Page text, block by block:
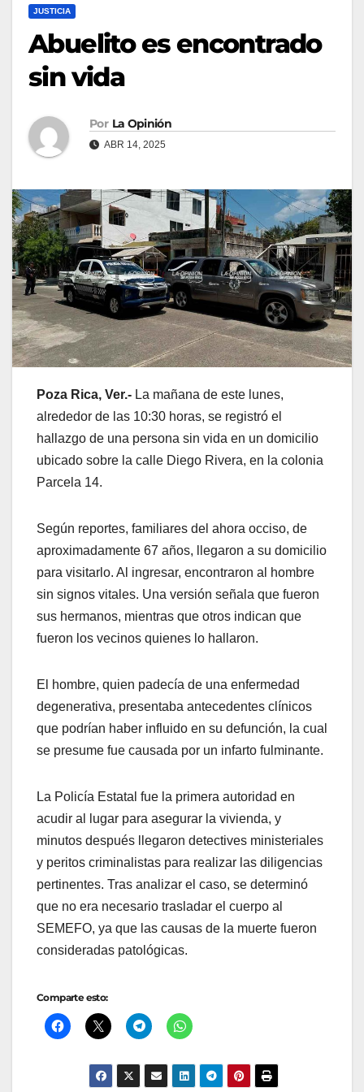
JUSTICIA
Abuelito es encontrado
sin vida
Por La Opinión
ABR 14, 2025
Poza Rica, Ver.- La mañana de este lunes,
alrededor de las 10:30 horas, se registró el
hallazgo de una persona sin vida en un domicilio
ubicado sobre la calle Diego Rivera, en la colonia
Parcela 14.
Según reportes, familiares del ahora occiso, de
aproximadamente 67 años, llegaron a su domicilio
para visitarlo. Al ingresar, encontraron al hombre
sin signos vitales. Una versión señala que fueron
sus hermanos, mientras que otros indican que
fueron los vecinos quienes lo hallaron.
El hombre, quien padecía de una enfermedad
degenerativa, presentaba antecedentes clínicos
que podrían haber influido en su defunción, la cual
se presume fue causada por un infarto fulminante.
La Policía Estatal fue la primera autoridad en
acudir al lugar para asegurar la vivienda, y
minutos después llegaron detectives ministeriales
y peritos criminalistas para realizar las diligencias
pertinentes. Tras analizar el caso, se determinó
que no era necesario trasladar el cuerpo al
SEMEFO, ya que las causas de la muerte fueron
consideradas patológicas.
Comparte esto: